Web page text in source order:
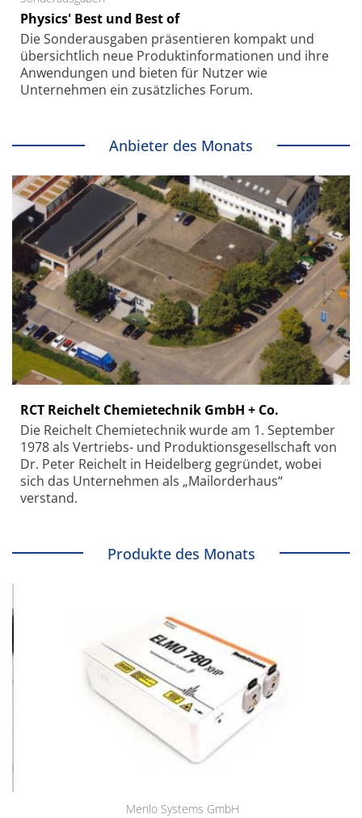
Physics' Best und Best of
Die Sonder­ausgaben präsentieren kompakt und
übersichtlich neue Produkt­informationen und ihre
Anwendungen und bieten für Nutzer wie
Unternehmen ein zusätzliches Forum.
Anbieter des Monats
RCT Reichelt Chemietechnik GmbH + Co.
Die Reichelt Chemietechnik wurde am 1. September
1978 als Vertriebs- und Produktionsgesellschaft von
Dr. Peter Reichelt in Heidelberg gegründet, wobei
sich das Unternehmen als „Mailorderhaus“
verstand.
Produkte des Monats
Menlo Systems GmbH